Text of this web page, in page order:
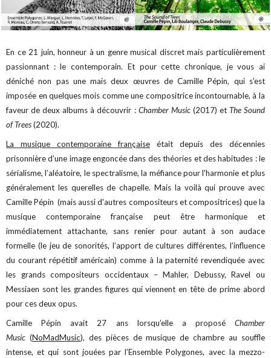
En ce 21 juin, honneur à un genre musical discret mais particulièrement
passionnant : le contemporain. Et pour cette chronique, je vous ai
déniché non pas une mais deux œuvres de Camille Pépin, qui s’est
imposée en quelques mois comme une compositrice incontournable, à la
faveur de deux albums à découvrir : Chamber Music(2017) etThe Sound
of Trees(2020).
La musique contemporaine française était depuis des décennies
prisonnière d’une image engoncée dans des théories et des habitudes : le
sérialisme, l’aléatoire, le spectralisme, la méfiance pour l'harmonie et plus
généralement les querelles de chapelle. Mais la voilà qui prouve avec
Camille Pépin (mais aussi d'autres compositeurs et compositrices) que la
musique contemporaine française peut être harmonique et
immédiatement attachante, sans renier pour autant à son audace
formelle (le jeu de sonorités, l’apport de cultures différentes, l’influence
du courant répétitif américain) comme à la paternité revendiquée avec
les grands compositeurs occidentaux – Mahler, Debussy, Ravel ou
Messiaen sont les grandes figures qui viennent en tête de prime abord
pour ces deux opus.
Camille Pépin avait 27 ans lorsqu’elle a proposé Chamber
Music (NoMadMusic), des pièces de musique de chambre au souffle
intense, et qui sont jouées par l’Ensemble Polygones, avec la mezzo-